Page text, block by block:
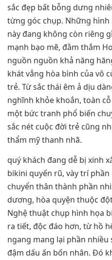
sắc đẹp bất bỗng dưng
từng góc chụp. Những hình
này đang không còn riêng
mạnh bạo mẽ, đằm thắm
nguồn nguồn khả năng
khát vẳng hòa bình của vô
trẻ. Từ sắc thái êm ả dịu
nghĩnh khỏe khoắn, toàn
một bức tranh phổ biến
sắc nét cuộc đời trẻ cũng
thẩm mỹ thanh nhã.
quý khách đang dễ bị xinh
bikini quyến rũ, vày trí
chuyển thân thành phần
dương, hòa quyện thuộc
Nghệ thuật chụp hình họa
ra tiết, độc đáo hơn, từ hồ
ngang mang lại phần
đậm dấu ấn bốn nhân. Đó